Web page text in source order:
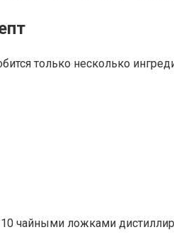
только несколько
10 чайными ложками